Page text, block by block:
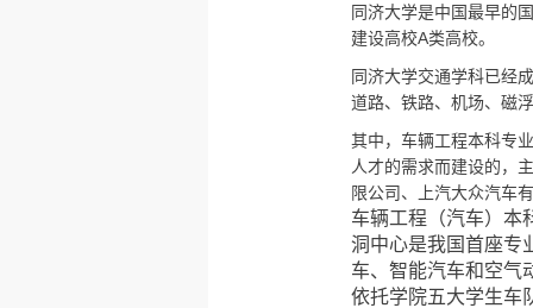
同济大学是中国最早的
建设高校A类高校。
同济大学交通学科已经
道路、铁路、机场、磁
其中，车辆工程本科专
人才的需求而建设的，
限公司、上汽大众汽车
车辆工程（汽车）本
洞中心是我国首座专
车、智能汽车和空气
依托学院五大学生车